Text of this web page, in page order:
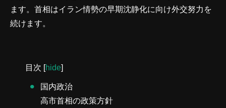
ます。首相はイラン情勢の早期沈静化に向け外交努力を
続けます。
目次 [hide]
国内政治
高市首相の政策方針